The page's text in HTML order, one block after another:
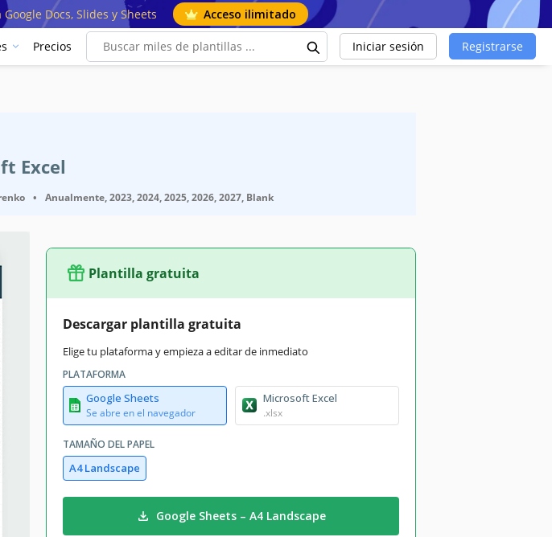
Docs, Slides y Sheets Acceso ilimitado
Precios Iniciar sesión Registrarse
Excel
• Anualmente, 2023, 2024, 2025, 2026, 2027, Blank
Plantilla gratuita
Descargar plantilla gratuita
Elige tu plataforma y empieza a editar de inmediato
PLATAFORMA
Google Sheets
Se abre en el navegador
Microsoft Excel
.xlsx
TAMAÑO DEL PAPEL
A4 Landscape
Google Sheets – A4 Landscape